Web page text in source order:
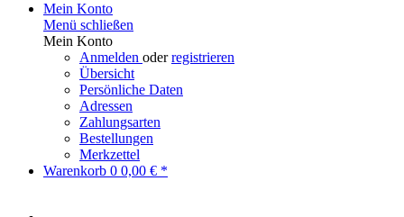
Mein Konto
Menü schließen
Mein Konto
Anmelden oderregistrieren
Übersicht
Persönliche Daten
Adressen
Zahlungsarten
Bestellungen
Merkzettel
Warenkorb 0 0,00 € *